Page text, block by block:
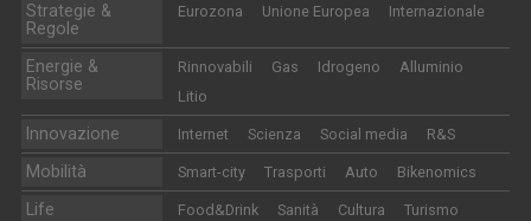
Strategie &
Regole
Eurozona Unione Europea Internazionale
Energie &
Risorse
Rinnovabili Gas Idrogeno
Alluminio
Litio
Innovazione Internet Scienza Social media R&S
Mobilità Smart-city Trasporti Auto Bikenomics
Life Food&Drink Sanità Cultura Turismo